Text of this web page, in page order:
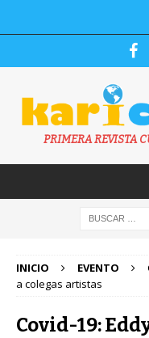
PRIMERA REVISTA
INICIO EVENTO
a colegas artistas
Covid-19: